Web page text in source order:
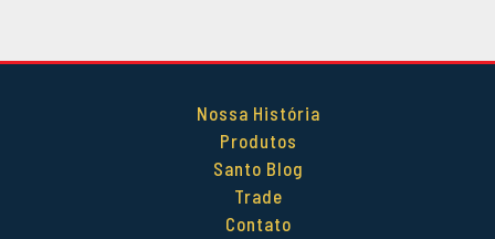
Nossa História
Produtos
Santo Blog
Trade
Contato